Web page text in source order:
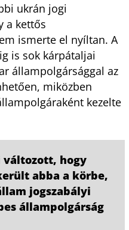
ukrán jogi
a kettős
ismerte el nyíltan. A
is sok kárpátaljai
állampolgársággal az
miközben
kezelte
változott, hogy
abba a körbe,
jogszabályi
állampolgárság